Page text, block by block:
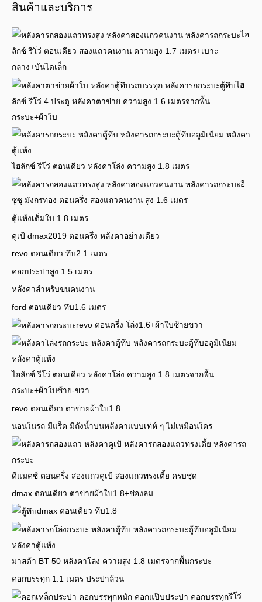
สินค้าและบริการ
ไฮ
ลักซ์ รีโว่ ตอนเดียว สองแถวคนงาน ความสูง 1.7 เมตร+เบาะ
กลาง+บันไดเล็ก
ไฮ
ลักซ์ รีโว่ 4 ประตู หลังคาตาข่าย ความสูง 1.6 เมตรจากพื้น
กระบะ+ผ้าใบ
ไฮลักซ์ รีโว่ ตอนเดียว หลังคาโล่ง ความสูง 1.8 เมตร
อี
ซูซุ มังกรทอง ตอนครึ่ง สองแถวคนงาน สูง 1.6 เมตร
ตู้แห้งเต็มใบ 1.8 เมตร
คูเป้ dmax2019 ตอนครึ่ง หลังคาอย่างเดียว
revo ตอนเดียว ทึบ2.1 เมตร
คอกประปาสูง 1.5 เมตร
หลังคาสำหรับขนคนงาน
ford ตอนเดียว ทึบ1.6 เมตร
revo ตอนครึ่ง โล่ง1.6+ผ้าใบซ้ายขวา
ไฮลักซ์ รีโว่ ตอนเดียว หลังคาโล่ง ความสูง 1.8 เมตรจากพื้น
กระบะ+ผ้าใบซ้าย-ขวา
revo ตอนเดียว ตาข่ายผ้าใบ1.8
นอนในรถ มีแร็ค มีถังน้ำบนหลังคาแบบเท่ห์ ๆ ไม่เหมือนใคร
ดีแมคซ์ ตอนครึ่ง สองแถวคูเป้ สองแถวทรงเตี้ย ครบชุด
dmax ตอนเดียว ตาข่ายผ้าใบ1.8+ช่องลม
dmax ตอนเดียว ทึบ1.8
มาสด้า BT 50 หลังคาโล่ง ความสูง 1.8 เมตรจากพื้นกระบะ
คอกบรรทุก 1.1 เมตร ประปาล้วน
รีโว่